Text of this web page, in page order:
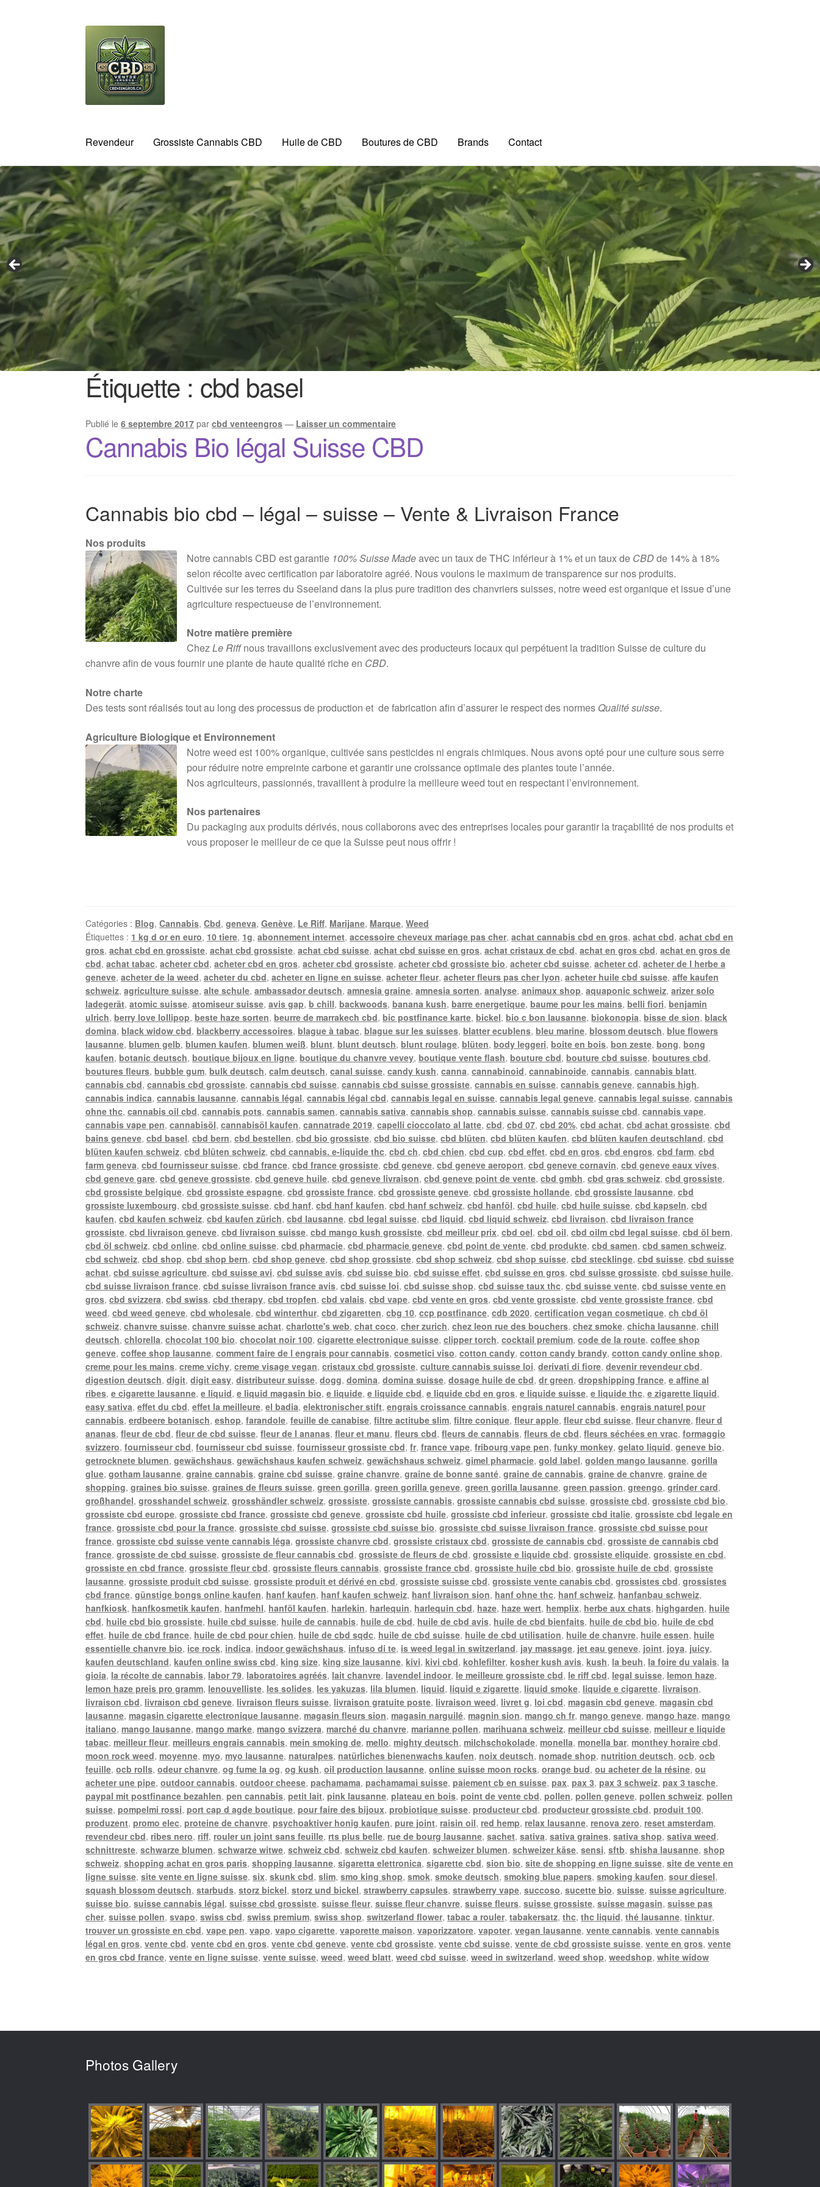
navigation
contenu
Revendeur Grossiste Cannabis CBD Huile de CBD Boutures de CBD Brands Contact
Étiquette : cbd basel
Publié le6 septembre 2017 parcbd venteengros — Laisser un commentaire
Cannabis Bio légal Suisse CBD
Cannabis bio cbd – légal – suisse – Vente & Livraison France
Nos produits
Notre cannabis CBD est garantie 100% Suisse Madeavec un taux de THC inférieur à 1% et un taux de CBDde 14% à 18%
selon récolte avec certification par laboratoire agréé. Nous voulons le maximum de transparence sur nos produits.
Cultivée sur les terres du Sseeland dans la plus pure tradition des chanvriers suisses, notre weed est organique et issue d’une
agriculture respectueuse de l’environnement.
Notre matière première
ChezLe Riffnous travaillons exclusivement avec des producteurs locaux qui perpétuent la tradition Suisse de culture du
chanvre afin de vous fournir une plante de haute qualité riche en CBD.
Notre charte
Des tests sont réalisés tout au long des processus de production et de fabrication afin d’assurer le respect des normes Qualité suisse.
Agriculture Biologique et Environnement
Notre weed est 100% organique, cultivée sans pesticides ni engrais chimiques. Nous avons opté pour une culture sous serre
pour réduire notre empreinte carbone et garantir une croissance optimale des plantes toute l’année.
Nos agriculteurs, passionnés, travaillent à produire la meilleure weed tout en respectant l’environnement.
Nos partenaires
Du packaging aux produits dérivés, nous collaborons avec des entreprises locales pour garantir la traçabilité de nos produits et
vous proposer le meilleur de ce que la Suisse peut nous offrir !
Catégories : Blog,Cannabis,Cbd,geneva,Genève, Le Riff, Marijane, Marque,Weed
Étiquettes : 1 kg d or en euro, 10 tiere, 1g,abonnement internet,accessoire cheveux mariage pas cher,achat cannabis cbd en gros,achat cbd,achat cbd en
gros,achat cbd en grossiste,achat cbd grossiste,achat cbd suisse,achat cbd suisse en gros,achat cristaux de cbd,achat en gros cbd,achat en gros de
cbd,achat tabac,acheter cbd,acheter cbd en gros,acheter cbd grossiste,acheter cbd grossiste bio,acheter cbd suisse,acheter cd,acheter de l herbe a
geneve,acheter de la weed,acheter du cbd,acheter en ligne en suisse,acheter fleur,acheter fleurs pas cher lyon,acheter huile cbd suisse,affe kaufen
schweiz,agriculture suisse,alte schule,ambassador deutsch,amnesia graine,amnesia sorten,analyse,animaux shop,aquaponic schweiz,arizer solo
ladegerät,atomic suisse,atomiseur suisse,avis gap,b chill,backwoods,banana kush,barre energetique,baume pour les mains,belli fiori,benjamin
ulrich,berry love lollipop,beste haze sorten,beurre de marrakech cbd,bic postfinance karte,bickel,bio c bon lausanne,biokonopia,bisse de sion,black
domina,black widow cbd,blackberry accessoires,blague à tabac,blague sur les suisses,blatter ecublens,bleu marine,blossom deutsch,blue flowers
lausanne,blumen gelb,blumen kaufen,blumen weiß,blunt,blunt deutsch,blunt roulage,blüten,body leggeri,boite en bois,bon zeste,bong,bong
kaufen,botanic deutsch,boutique bijoux en ligne,boutique du chanvre vevey,boutique vente flash,bouture cbd,bouture cbd suisse,boutures cbd,
boutures fleurs,bubble gum,bulk deutsch,calm deutsch,canal suisse,candy kush,canna,cannabinoid,cannabinoide,cannabis,cannabis blatt,
cannabis cbd,cannabis cbd grossiste,cannabis cbd suisse,cannabis cbd suisse grossiste,cannabis en suisse,cannabis geneve,cannabis high,
cannabis indica,cannabis lausanne,cannabis légal,cannabis légal cbd,cannabis legal en suisse,cannabis legal geneve,cannabis legal suisse,cannabis
ohne thc,cannabis oil cbd,cannabis pots,cannabis samen,cannabis sativa,cannabis shop,cannabis suisse,cannabis suisse cbd,cannabis vape,
cannabis vape pen,cannabisöl,cannabisöl kaufen,cannatrade 2019,capelli cioccolato al latte,cbd,cbd 07,cbd 20%,cbd achat,cbd achat grossiste,cbd
bains geneve,cbd basel,cbd bern,cbd bestellen,cbd bio grossiste,cbd bio suisse,cbd blüten,cbd blüten kaufen,cbd blüten kaufen deutschland,cbd
blüten kaufen schweiz,cbd blüten schweiz,cbd cannabis. e-liquide thc,cbd ch,cbd chien,cbd cup,cbd effet,cbd en gros,cbd engros,cbd farm,cbd
farm geneva,cbd fournisseur suisse,cbd france,cbd france grossiste,cbd geneve,cbd geneve aeroport,cbd geneve cornavin,cbd geneve eaux vives,
cbd geneve gare,cbd geneve grossiste,cbd geneve huile,cbd geneve livraison,cbd geneve point de vente,cbd gmbh,cbd gras schweiz,cbd grossiste,
cbd grossiste belgique,cbd grossiste espagne,cbd grossiste france,cbd grossiste geneve,cbd grossiste hollande,cbd grossiste lausanne,cbd
grossiste luxembourg,cbd grossiste suisse,cbd hanf,cbd hanf kaufen,cbd hanf schweiz,cbd hanföl,cbd huile,cbd huile suisse,cbd kapseln,cbd
kaufen,cbd kaufen schweiz,cbd kaufen zürich,cbd lausanne,cbd legal suisse,cbd liquid,cbd liquid schweiz,cbd livraison,cbd livraison france
grossiste,cbd livraison geneve,cbd livraison suisse,cbd mango kush grossiste,cbd meilleur prix,cbd oel,cbd oil,cbd oilm cbd legal suisse,cbd öl bern,
cbd öl schweiz,cbd online,cbd online suisse,cbd pharmacie,cbd pharmacie geneve,cbd point de vente,cbd produkte,cbd samen,cbd samen schweiz,
cbd schweiz,cbd shop,cbd shop bern,cbd shop geneve,cbd shop grossiste,cbd shop schweiz,cbd shop suisse,cbd stecklinge,cbd suisse,cbd suisse
achat,cbd suisse agriculture,cbd suisse avi,cbd suisse avis,cbd suisse bio,cbd suisse effet,cbd suisse en gros,cbd suisse grossiste,cbd suisse huile,
cbd suisse livraison france,cbd suisse livraison france avis,cbd suisse loi,cbd suisse shop,cbd suisse taux thc,cbd suisse vente,cbd suisse vente en
gros,cbd svizzera,cbd swiss,cbd therapy,cbd tropfen,cbd valais,cbd vape,cbd vente en gros,cbd vente grossiste,cbd vente grossiste france,cbd
weed,cbd weed geneve,cbd wholesale,cbd winterthur,cbd zigaretten,cbg 10,ccp postfinance,cdb 2020,certification vegan cosmetique,ch cbd öl
schweiz,chanvre suisse,chanvre suisse achat,charlotte's web,chat coco,cher zurich,chez leon rue des bouchers,chez smoke,chicha lausanne,chill
deutsch,chlorella,chocolat 100 bio,chocolat noir 100,cigarette electronique suisse,clipper torch,cocktail premium,code de la route,coffee shop
geneve,coffee shop lausanne,comment faire de l engrais pour cannabis,cosmetici viso,cotton candy,cotton candy brandy,cotton candy online shop,
creme pour les mains,creme vichy,creme visage vegan,cristaux cbd grossiste,culture cannabis suisse loi,derivati di fiore,devenir revendeur cbd,
digestion deutsch,digit,digit easy,distributeur suisse,dogg,domina,domina suisse,dosage huile de cbd,dr green,dropshipping france,e affine al
ribes,e cigarette lausanne,e liquid,e liquid magasin bio,e liquide,e liquide cbd,e liquide cbd en gros,e liquide suisse,e liquide thc,e zigarette liquid,
easy sativa,effet du cbd,effet la meilleure,el badia,elektronischer stift,engrais croissance cannabis,engrais naturel cannabis,engrais naturel pour
cannabis,erdbeere botanisch,eshop,farandole,feuille de canabise,filtre actitube slim,filtre conique,fleur apple,fleur cbd suisse,fleur chanvre,fleur d
ananas,fleur de cbd,fleur de cbd suisse,fleur de l ananas,fleur et manu,fleurs cbd,fleurs de cannabis,fleurs de cbd,fleurs séchées en vrac,formaggio
svizzero,fournisseur cbd,fournisseur cbd suisse,fournisseur grossiste cbd,fr,france vape,fribourg vape pen,funky monkey,gelato liquid,geneve bio,
getrocknete blumen,gewächshaus,gewächshaus kaufen schweiz,gewächshaus schweiz,gimel pharmacie,gold label,golden mango lausanne,gorilla
glue,gotham lausanne,graine cannabis,graine cbd suisse,graine chanvre,graine de bonne santé,graine de cannabis,graine de chanvre,graine de
shopping,graines bio suisse,graines de fleurs suisse,green gorilla,green gorilla geneve,green gorilla lausanne,green passion,greengo,grinder card,
großhandel,grosshandel schweiz,grosshändler schweiz,grossiste,grossiste cannabis,grossiste cannabis cbd suisse,grossiste cbd,grossiste cbd bio,
grossiste cbd europe,grossiste cbd france,grossiste cbd geneve,grossiste cbd huile,grossiste cbd inferieur,grossiste cbd italie,grossiste cbd legale en
france,grossiste cbd pour la france,grossiste cbd suisse,grossiste cbd suisse bio,grossiste cbd suisse livraison france,grossiste cbd suisse pour
france,grossiste cbd suisse vente cannabis léga,grossiste chanvre cbd,grossiste cristaux cbd,grossiste de cannabis cbd,grossiste de cannabis cbd
france,grossiste de cbd suisse,grossiste de fleur cannabis cbd,grossiste de fleurs de cbd,grossiste e liquide cbd,grossiste eliquide,grossiste en cbd,
grossiste en cbd france,grossiste fleur cbd,grossiste fleurs cannabis,grossiste france cbd,grossiste huile cbd bio,grossiste huile de cbd,grossiste
lausanne,grossiste produit cbd suisse,grossiste produit et dérivé en cbd,grossiste suisse cbd,grossiste vente canabis cbd,grossistes cbd,grossistes
cbd france,günstige bongs online kaufen, hanf kaufen, hanf kaufen schweiz, hanf livraison sion, hanf ohne thc, hanf schweiz, hanfanbau schweiz,
hanfkiosk, hanfkosmetik kaufen, hanfmehl, hanföl kaufen, harlekin, harlequin, harlequin cbd, haze, haze wert, hemplix, herbe aux chats, highgarden, huile
cbd, huile cbd bio grossiste, huile cbd suisse, huile de cannabis, huile de cbd, huile de cbd avis, huile de cbd bienfaits, huile de cbd bio, huile de cbd
effet, huile de cbd france, huile de cbd pour chien, huile de cbd sqdc, huile de cbd suisse, huile de cbd utilisation, huile de chanvre, huile essen, huile
essentielle chanvre bio, ice rock, indica, indoor gewächshaus, infuso di te, is weed legal in switzerland, jay massage, jet eau geneve, joint, joya, juicy,
kaufen deutschland,kaufen online swiss cbd,king size,king size lausanne,kivi,kivi cbd,kohlefilter,kosher kush avis,kush, la beuh, la foire du valais, la
gioia, la récolte de cannabis, labor 79, laboratoires agréés, lait chanvre, lavendel indoor, le meilleure grossiste cbd, le riff cbd, legal suisse, lemon haze,
lemon haze preis pro gramm, lenouvelliste, les solides, les yakuzas, lila blumen, liquid, liquid e zigarette, liquid smoke, liquide e cigarette, livraison,
livraison cbd, livraison cbd geneve, livraison fleurs suisse, livraison gratuite poste, livraison weed, livret g, loi cbd,magasin cbd geneve,magasin cbd
lausanne,magasin cigarette electronique lausanne,magasin fleurs sion,magasin narguilé,magnin sion,mango ch fr,mango geneve,mango haze,mango
italiano,mango lausanne,mango marke,mango svizzera,marché du chanvre,marianne pollen,marihuana schweiz,meilleur cbd suisse,meilleur e liquide
tabac,meilleur fleur,meilleurs engrais cannabis,mein smoking de,mello,mighty deutsch,milchschokolade,monella,monella bar,monthey horaire cbd,
moon rock weed,moyenne,myo,myo lausanne, naturalpes, natürliches bienenwachs kaufen, noix deutsch, nomade shop, nutrition deutsch,ocb,ocb
feuille,ocb rolls,odeur chanvre,og fume la og,og kush,oil production lausanne,online suisse moon rocks,orange bud,ou acheter de la résine,ou
acheter une pipe,outdoor cannabis,outdoor cheese,pachamama,pachamamai suisse,paiement cb en suisse,pax,pax 3,pax 3 schweiz,pax 3 tasche,
paypal mit postfinance bezahlen,pen cannabis,petit lait,pink lausanne,plateau en bois,point de vente cbd,pollen,pollen geneve,pollen schweiz,pollen
suisse,pompelmi rossi,port cap d agde boutique,pour faire des bijoux,probiotique suisse,producteur cbd,producteur grossiste cbd,produit 100,
produzent,promo elec,proteine de chanvre,psychoaktiver honig kaufen,pure joint, raisin oil, red hemp, relax lausanne, renova zero, reset amsterdam,
revendeur cbd, ribes nero, riff, rouler un joint sans feuille, rts plus belle, rue de bourg lausanne,sachet,sativa,sativa graines,sativa shop,sativa weed,
schnittreste,schwarze blumen,schwarze witwe,schweiz cbd,schweiz cbd kaufen,schweizer blumen,schweizer käse,sensi,sftb,shisha lausanne,shop
schweiz,shopping achat en gros paris,shopping lausanne,sigaretta elettronica,sigarette cbd,sion bio,site de shopping en ligne suisse,site de vente en
ligne suisse,site vente en ligne suisse,six,skunk cbd,slim,smo king shop,smok,smoke deutsch,smoking blue papers,smoking kaufen,sour diesel,
squash blossom deutsch,starbuds,storz bickel,storz und bickel,strawberry capsules,strawberry vape,succoso,sucette bio,suisse,suisse agriculture,
suisse bio,suisse cannabis légal,suisse cbd grossiste,suisse fleur,suisse fleur chanvre,suisse fleurs,suisse grossiste,suisse magasin,suisse pas
cher,suisse pollen,svapo,swiss cbd,swiss premium,swiss shop,switzerland flower,tabac a rouler,tabakersatz,thc,thc liquid,thé lausanne,tinktur,
trouver un grossiste en cbd,vape pen,vapo,vapo cigarette,vaporette maison,vaporizzatore,vapoter,vegan lausanne,vente cannabis,vente cannabis
légal en gros,vente cbd,vente cbd en gros,vente cbd geneve,vente cbd grossiste,vente cbd suisse,vente de cbd grossiste suisse,vente en gros,vente
en gros cbd france,vente en ligne suisse,vente suisse,weed,weed blatt,weed cbd suisse,weed in switzerland,weed shop,weedshop,white widow
Photos Gallery